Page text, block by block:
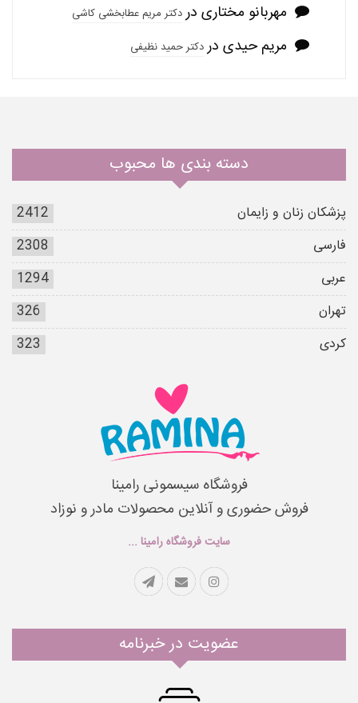
مهربانو مختاری دردکتر مریم عطابخشی کاشی
مریم حیدی دردکتر حمید نظیفی
دسته بندی ها محبوب
پزشکان زنان و زایمان
2412
فارسی
2308
عربی
1294
تهران
326
کردی
323
فروشگاه سیسمونی رامینا
فروش حضوری و آنلاین محصولات مادر و نوزاد
سایت فروشگاه رامینا ...
عضویت در خبرنامه